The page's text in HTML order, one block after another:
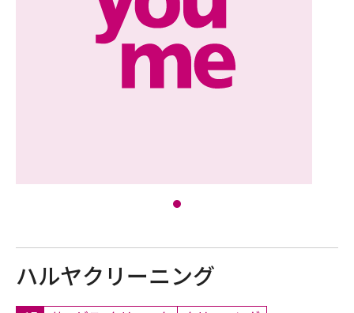
ハルヤクリーニング